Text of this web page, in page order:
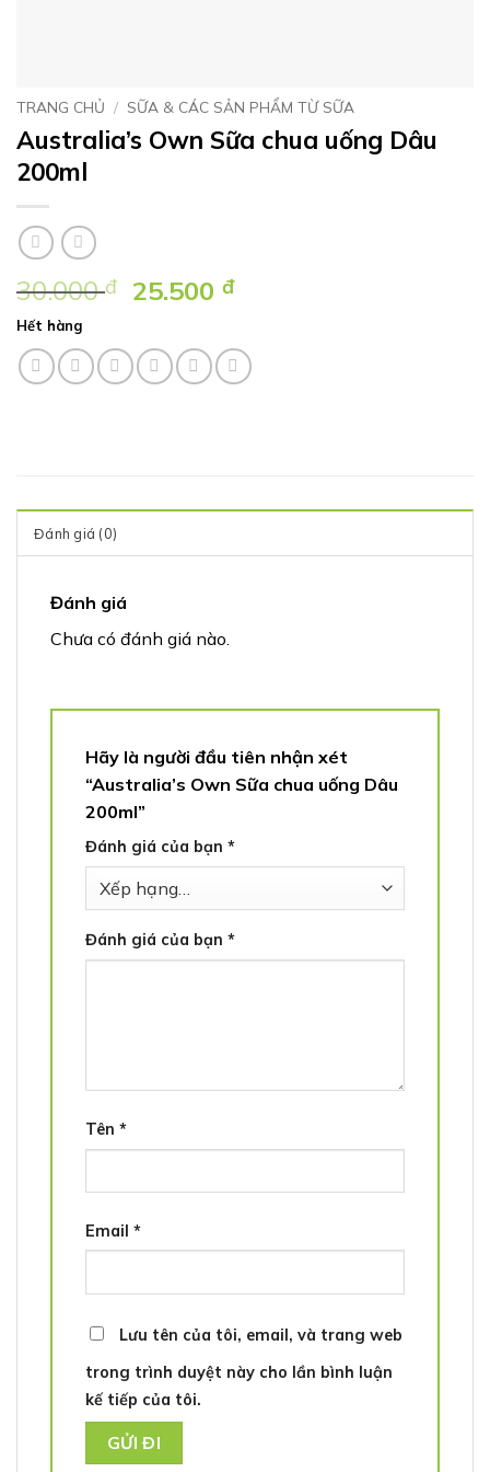
TRANG CHỦ / SỮA & CÁC SẢN PHẨM TỪ SỮA
Australia’s Own Sữa chua uống Dâu
200ml
30.000đ
Giá
là:
30.000 ₫.
25.500đGiá
tại
là:
25.500 ₫.
Hết hàng
Đánh giá (0)
Đánh giá
Chưa có đánh giá nào.
Hãy là người đầu tiên nhận xét
“Australia’s Own Sữa chua uống Dâu
200ml”
Đánh giá của bạn *
Đánh giá của bạn *
Tên *
Email *
Lưu tên của tôi, email, và trang web
trong trình duyệt này cho lần bình luận
kế tiếp của tôi.